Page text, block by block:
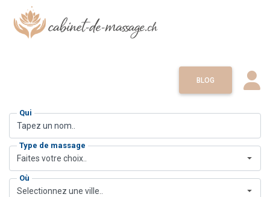
BLOG
Qui
Type de massage
Faites votre choix..
Où
Selectionnez une ville..